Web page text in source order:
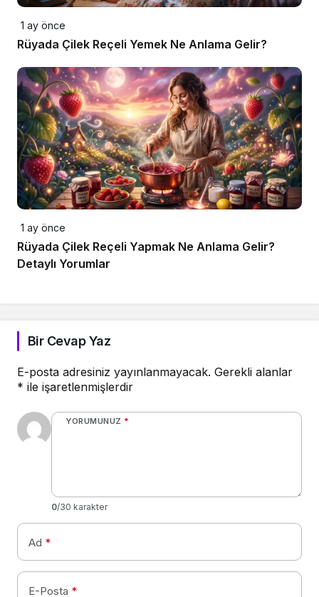
1 ay önce
Rüyada Çilek Reçeli Yemek Ne Anlama Gelir?
1 ay önce
Rüyada Çilek Reçeli Yapmak Ne Anlama Gelir?
Detaylı Yorumlar
Bir Cevap Yaz
E-posta adresiniz yayınlanmayacak. Gerekli alanlar
* ile işaretlenmişlerdir
YORUMUNUZ *
0/30 karakter
Ad *
E-Posta *